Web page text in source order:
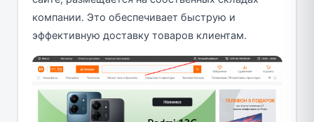
компании. Это обеспечивает быструю и
эффективную доставку товаров клиентам.